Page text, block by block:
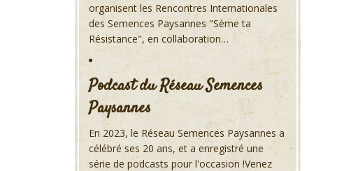
organisent les Rencontres Internationales
des Semences Paysannes "Sème ta
Résistance", en collaboration…
Podcast du Réseau Semences
Paysannes
En 2023, le Réseau Semences Paysannes a
célébré ses 20 ans, et a enregistré une
série de podcasts pour l'occasion !Venez